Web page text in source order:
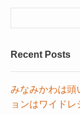
Recent Posts
みなみかわは頭
ョンはワイドレ